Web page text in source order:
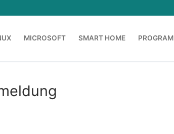
MICROSOFT SMART HOME